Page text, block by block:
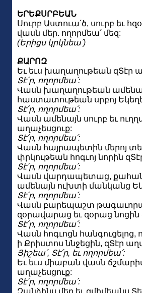
ԵՐԵՔՍՐԲԵԱՆ
Սուրբ Աստուա՛ծ, սուրբ եւ
վասն մեր. ողորմեա՛ մեզ:
(Երիցս կրկնեա՛)
ՔԱՐՈԶ
Եւ եւս խաղաղութեան զՏէր
Տէ՛ր, ողորմեա՛:
Վասն խաղաղութեան
հաստատութեան սրբոյ
Տէ՛ր, ողորմեա՛:
Վասն ամենայն սուրբ եւ
աղաչեսցուք:
Տէ՛ր, ողորմեա՛:
Վասն հայրապետին մերոյ
փրկութեան հոգւոյ նորին
Տէ՛ր, ողորմեա՛:
Վասն վարդապետաց,
ամենայն ուխտի մանկանց
Տէ՛ր, ողորմեա՛:
Վասն բարեպաշտ
զօրավարաց եւ զօրաց նոցին
Տէ՛ր, ողորմեա՛:
Վասն հոգւոցն
ի Քրիստոս ննջեցին, զՏէր
Յիշեա՛, Տէ՛ր, եւ ողորմեա՛:
Եւ եւս միաբան վասն
աղաչեսցուք:
Տէ՛ր, ողորմեա՛:
Զանձինս մեր եւ զմիմեանս